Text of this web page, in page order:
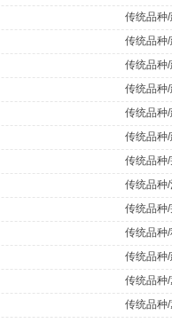
传统品种
传统品种
传统品种
传统品种
传统品种
传统品种
传统品种
传统品种
传统品种
传统品种
传统品种
传统品种
传统品种